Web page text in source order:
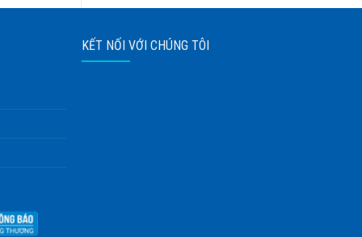
KẾT NỐI VỚI CHÚNG TÔI